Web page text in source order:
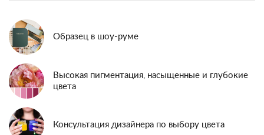
Образец в шоу-руме
Высокая пигментация, насыщенные и глубокие
цвета
Консультация дизайнера по выбору цвета